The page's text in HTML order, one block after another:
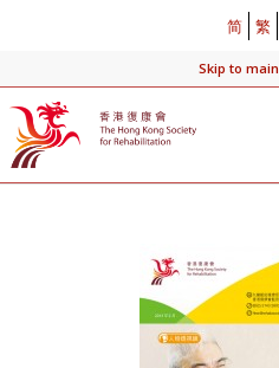
简 繁
Skip to